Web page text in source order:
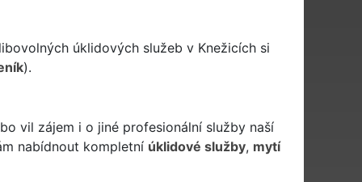
úklidových služeb v Knežicích si
).
vil zájem i o jiné profesionální služby naší
nabídnout kompletní úklidové služby, mytí